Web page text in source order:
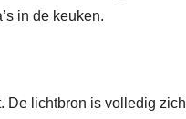
in de keuken.
De lichtbron is volledig